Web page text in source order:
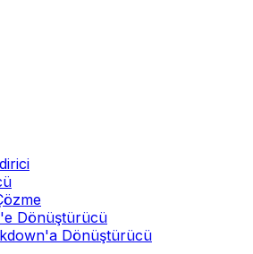
Dönüştürücü
Dönüştürücü